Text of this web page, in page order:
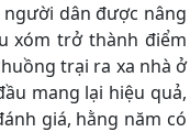
dân được nâng
xóm trở thành điểm
trại ra xa nhà ở
mang lại hiệu quả,
giá, hằng năm có